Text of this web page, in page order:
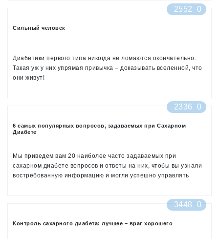
2552 0
Сильный человек
Диабетики первого типа никогда не ломаются окончательно.
Такая уж у них упрямая привычка – доказывать вселенной, что
они живут!
2336 0
6 самых популярных вопросов, задаваемых при Сахарном
Диабете
Мы приведем вам 20 наиболее часто задаваемых при
сахарном диабете вопросов и ответы на них, чтобы вы узнали
востребованную информацию и могли успешно управлять
3448 0
Контроль сахарного диабета: лучшее – враг хорошего